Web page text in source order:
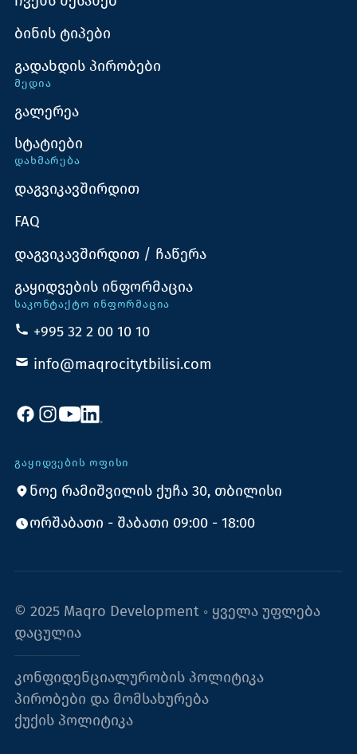
ბინის ტიპები
გადახდის პირობები
ᲛᲔᲓᲘᲐ
გალერეა
სტატიები
ᲓᲐᲮᲛᲐᲠᲔᲑᲐ
დაგვიკავშირდით
FAQ
დაგვიკავშირდით / ჩაწერა
გაყიდვების ინფორმაცია
ᲡᲐᲙᲝᲜᲢᲐᲥᲢᲝ ᲘᲜᲤᲝᲠᲛᲐᲪᲘᲐ
+995 32 2 00 10 10
info@maqrocitytbilisi.com
ᲒᲐᲧᲘᲓᲕᲔᲑᲘᲡ ᲝᲤᲘᲡᲘ
ნოე რამიშვილის ქუჩა 30, თბილისი
ორშაბათი - შაბათი 09:00 - 18:00
© 2025 Maqro Development ◦ ყველა უფლება
დაცულია
კონფიდენციალურობის პოლიტიკა
პირობები და მომსახურება
ქუქის პოლიტიკა